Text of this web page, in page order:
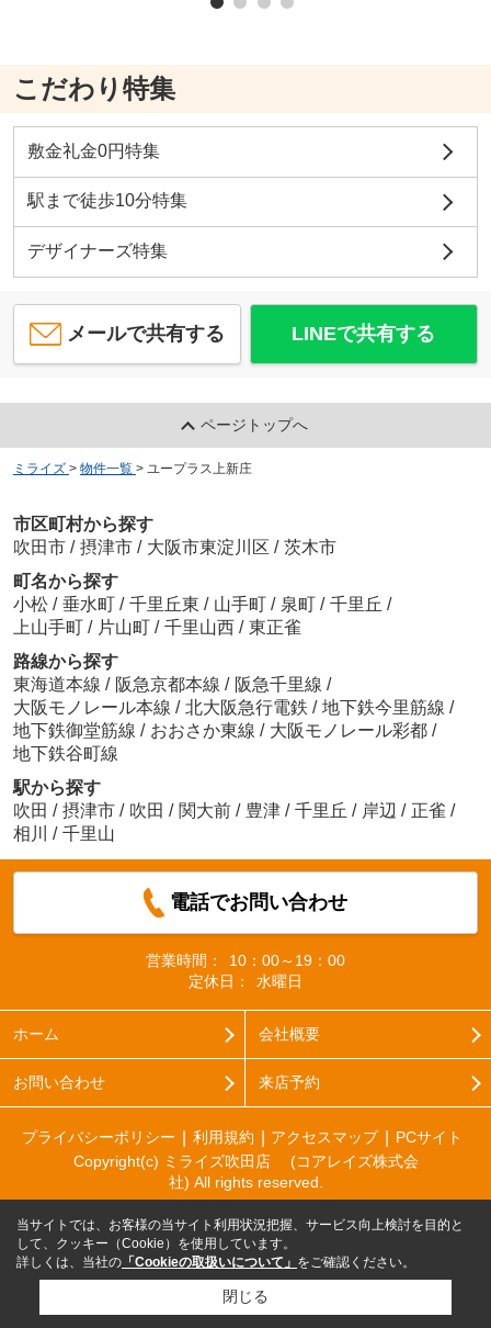
こだわり特集
敷金礼金0円特集
駅まで徒歩10分特集
デザイナーズ特集
メールで共有する LINEで共有する
ページトップへ
ミライズ > 物件一覧 > ユープラス上新庄
市区町村から探す
吹田市 / 摂津市 / 大阪市東淀川区 / 茨木市
町名から探す
小松 / 垂水町 / 千里丘東 / 山手町 / 泉町 / 千里丘 /
上山手町 / 片山町 / 千里山西 / 東正雀
路線から探す
東海道本線 / 阪急京都本線 / 阪急千里線 /
大阪モノレール本線 / 北大阪急行電鉄 / 地下鉄今里筋線 /
地下鉄御堂筋線 / おおさか東線 / 大阪モノレール彩都 /
地下鉄谷町線
駅から探す
吹田 / 摂津市 / 吹田 / 関大前 / 豊津 / 千里丘 / 岸辺 / 正雀 /
相川
/ 千里山
電話でお問い合わせ
営業時間：
10：00～19：00
定休日：
水曜日
ホーム 会社概要
お問い合わせ 来店予約
プライバシーポリシー 利用規約 アクセスマップ
PCサイト
Copyright(c) ミライズ吹田店 (コアレイズ株式会
社) All rights reserved.
当サイトでは、お客様の当サイト利用状況把握、サービス向上検討を目的と
して、クッキー（Cookie）を使用しています。
詳しくは、当社の 「Cookieの取扱いについて」 をご確認ください。
閉じる